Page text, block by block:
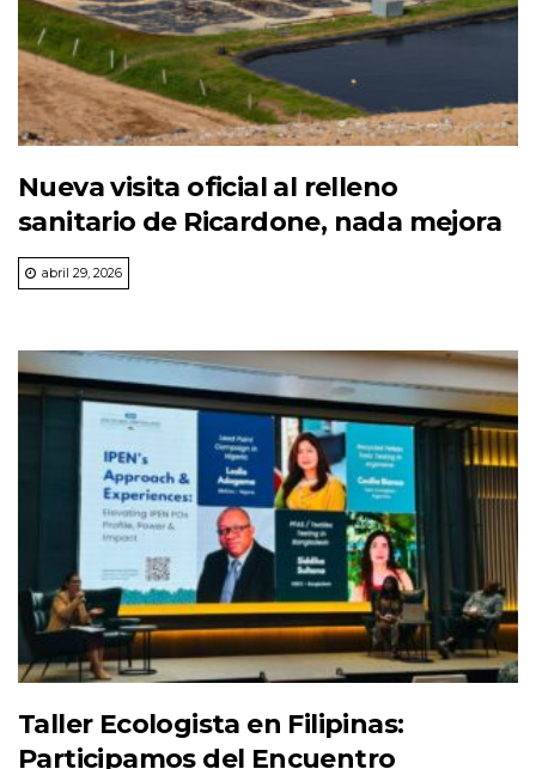
Nueva visita oficial al relleno
sanitario de Ricardone, nada mejora
abril 29, 2026
Taller Ecologista en Filipinas:
Participamos del Encuentro